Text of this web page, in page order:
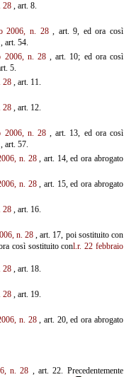
28, art. 8.
2006, n. 28, art. 9, ed ora così
art. 54.
2006, n. 28, art. 10; ed ora così
5.
28, art. 11.
28, art. 12.
2006, n. 28, art. 13, ed ora così
art. 57.
n. 28, art. 14, ed ora abrogato
n. 28, art. 15, ed ora abrogato
28, art. 16.
n. 28, art. 17, poi sostituito con
così sostituito conl.r. 22 febbraio
28, art. 18.
28, art. 19.
n. 28, art. 20, ed ora abrogato
n. 28 , art. 22. Precedentemente